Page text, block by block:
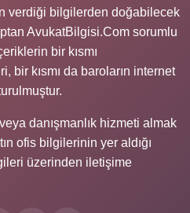
verdiği bilgilerden doğabilecek
AvukatBilgisi.Com sorumlu
bir kısmı
bir kısmı da baroların internet
danışmanlık hizmeti almak
ofis bilgilerinin yer aldığı
üzerinden iletişime